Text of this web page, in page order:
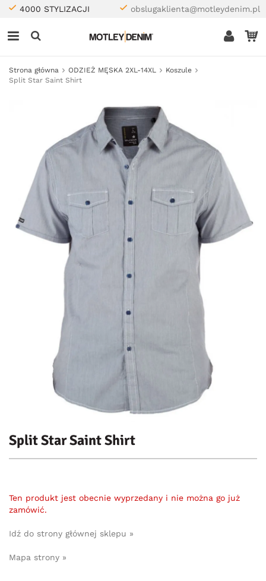
4000 STYLIZACJI obslugaklienta@motleydenim.pl
Strona główna ODZIEŻ MĘSKA 2XL-14XL
Koszule
Split Star Saint Shirt
Split Star Saint Shirt
Ten produkt jest obecnie wyprzedany i nie można go już
zamówić.
Idź do strony głównej sklepu »
Mapa strony »